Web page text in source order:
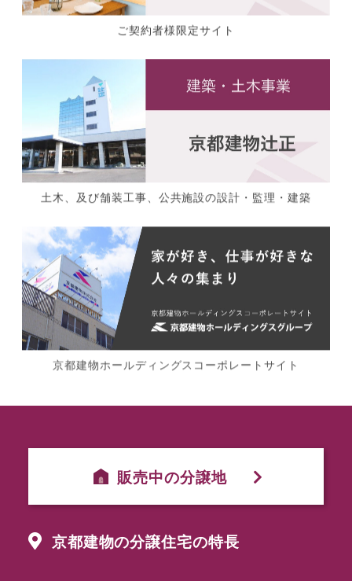
ご契約者様限定サイト
土木、及び舗装工事、公共施設の設計・監理・建築
京都建物ホールディングスコーポレートサイト
販売中の分譲地
京都建物の分譲住宅の特長